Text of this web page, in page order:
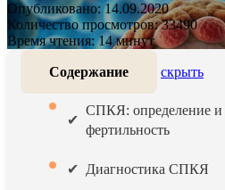
Опубликовано: 14.09.2020
Количество просмотров: 33490
Время чтения: 14 минут
Содержание скрыть
СПКЯ: определение и
фертильность
Диагностика СПКЯ